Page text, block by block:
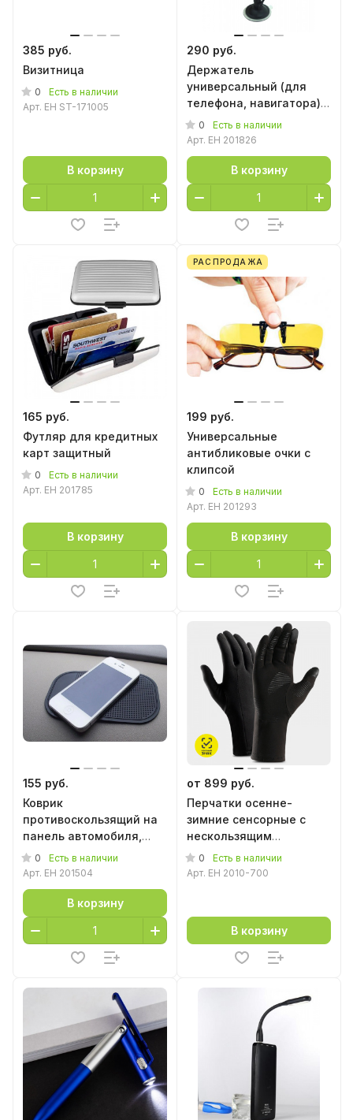
385 руб.
Визитница
0
Есть в наличии
Арт. EH ST-171005
В корзину
290 руб.
Держатель
универсальный (для
телефона, навигатора)
на переднее стекло
автомобиля
0
Есть в наличии
Арт. EH 201826
В корзину
165 руб.
Футляр для кредитных
карт защитный
0
Есть в наличии
Арт. EH 201785
В корзину
РАСПРОДАЖА
199 руб.
Универсальные
антибликовые очки с
клипсой
0
Есть в наличии
Арт. EH 201293
В корзину
155 руб.
Коврик
противоскользящий на
панель автомобиля,
8*14 см
0
Есть в наличии
Арт. EH 201504
В корзину
от 899 руб.
Перчатки осенне-
зимние сенсорные с
нескользящим
покрытием
0
Есть в наличии
Арт. EH 2010-700
В корзину